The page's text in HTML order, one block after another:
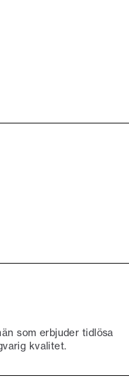
som erbjuder tidlösa
kvalitet.